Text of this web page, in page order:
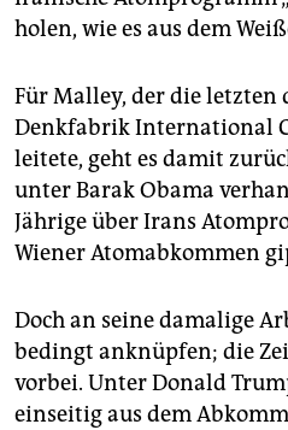
holen, wie es aus dem
Für Malley, der die letzten
Denkfabrik International
leitete, geht es damit
unter Barak Obama
Jährige über Irans
Wiener Atomabkommen
Doch an seine damalige
bedingt anknüpfen; die
vorbei. Unter Donald
einseitig aus dem